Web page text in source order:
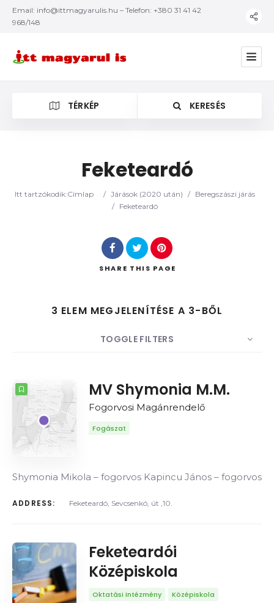
Email: info@ittmagyarulis.hu – Telefon: +380 31 41 42
968/148
TÉRKÉP KERESÉS
Kategória
Keresés
Feketeardó
Itt tartzókodik:Címlap / Járások (2020 után) /
Beregszászi járás
/
Feketeardó
SHARE THIS PAGE
3 ELEM MEGJELENÍTÉSE A 3-BŐL
TOGGLE FILTERS
RENDEZÉS
SORREND
MV Shymonia M.M.
Fogorvosi Magánrendelő
Fogászat
Shymonia Mikola – fogorvos Kapincu János – fogorvos
ADDRESS: Feketeardó, Sevcsenkó, út ,10.
Feketeardói
Középiskola
Oktatási Intézmény Középiskola